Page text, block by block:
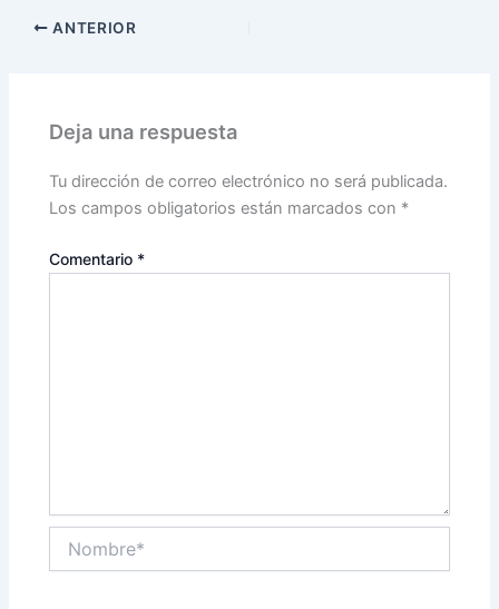
ANTERIOR
Deja una respuesta
Tu dirección de correo electrónico no será publicada.
Los campos obligatorios están marcados con *
Comentario *